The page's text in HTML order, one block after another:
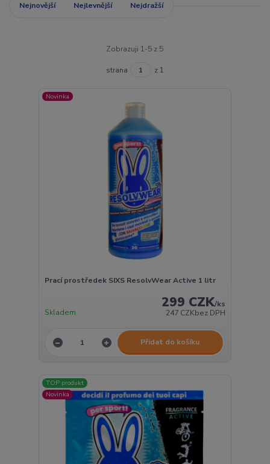
Nejnovější Nejlevnější Nejdražší
Zobrazuji 1-5 z 5
strana z 1
Novinka
Prací prostředek SIXS ResolvWear Active 1 litr
299 CZK/ks
247 CZKbez DPH
Skladem
Přidat do košíku
TOP produkt
Novinka